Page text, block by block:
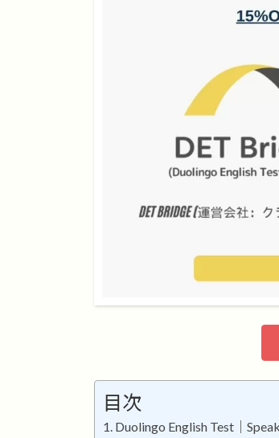
目次
Duolingo English Test｜